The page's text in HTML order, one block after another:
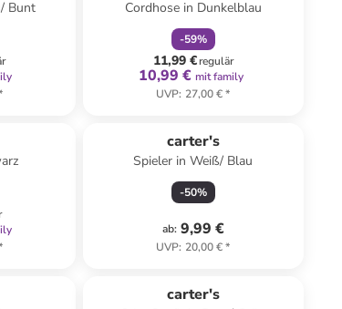
Bunt Cordhose in Dunkelblau
-59%
11,99 €regulär
10,99 € mit family
UVP: 27,00 €*
carter's
Spieler in Weiß/ Blau
-50%
ab: 9,99 €
UVP: 20,00 €*
carter's